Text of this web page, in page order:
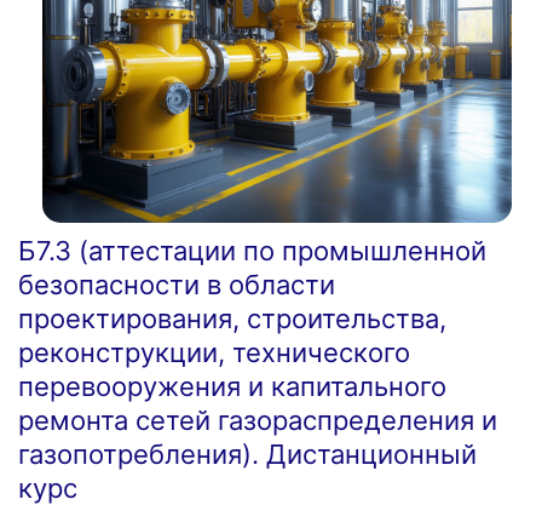
Б7.3 (аттестации по промышленной
безопасности в области
проектирования, строительства,
реконструкции, технического
перевооружения и капитального
ремонта сетей газораспределения и
газопотребления). Дистанционный
курс